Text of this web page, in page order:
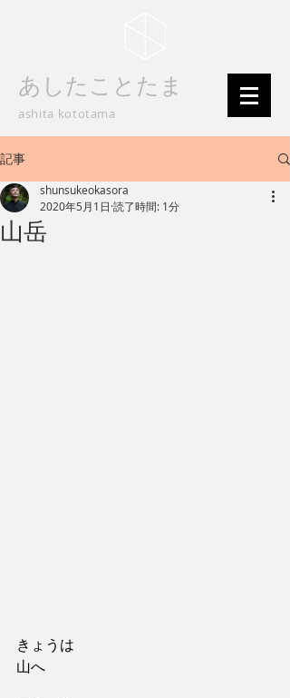
あしたことたま
ashita kototama
記事
山岳
shunsukeokasora
2020年5月1日 読了時間: 1分
きょうは
山へ